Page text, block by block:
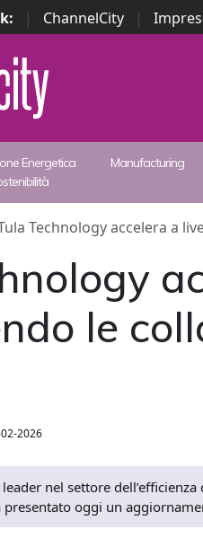
| ChannelCity |
Energetica
Manufacturing
Technology accelera a
le
2026
nel settore
oggi un